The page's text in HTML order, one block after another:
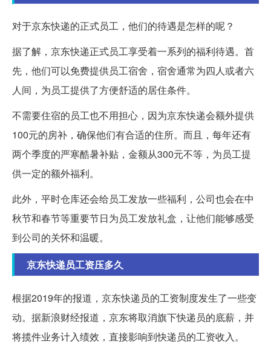
对于京东快递的正式员工，他们的待遇是怎样的呢？
据了解，京东快递正式员工享受着一系列的福利待遇。首
先，他们可以免费提供员工宿舍，宿舍通常为四人或者六
人间，为员工提供了方便舒适的居住条件。
不需要住宿的员工也不用担心，因为京东快递会额外提供
100元的房补，确保他们有合适的住所。而且，每年还有
两个季度的严寒酷暑补贴，金额从300元不等，为员工提
供一定的额外福利。
此外，平时仓库还会给员工发放一些福利，公司也会在中
秋节和春节等重要节日为员工发放礼盒，让他们能够感受
到公司的关怀和温暖。
京东快递员工资压多久
根据2019年的报道，京东快递员的工资制度发生了一些变
动。据新浪财经报道，京东将取消旗下快递员的底薪，并
将揽件业务计入绩效，直接影响到快递员的工资收入。